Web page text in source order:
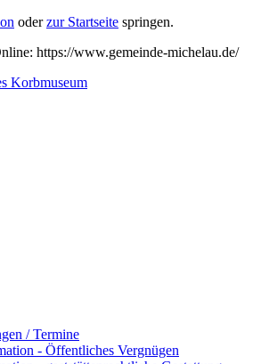
oderzur Startseite springen.
https://www.gemeinde-michelau.de/
/ Termine
- Öffentliches Vergnügen